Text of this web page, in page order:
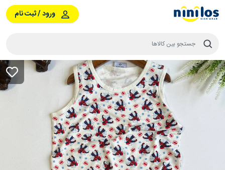
ورود / ثبت نام